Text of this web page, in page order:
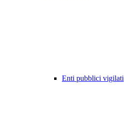
Enti pubblici vigilati